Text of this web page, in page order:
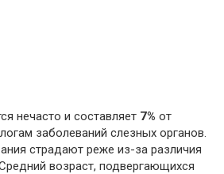
нечасто и составляет 7% от
заболеваний слезных органов.
страдают реже из-за различия
возраст, подвергающихся